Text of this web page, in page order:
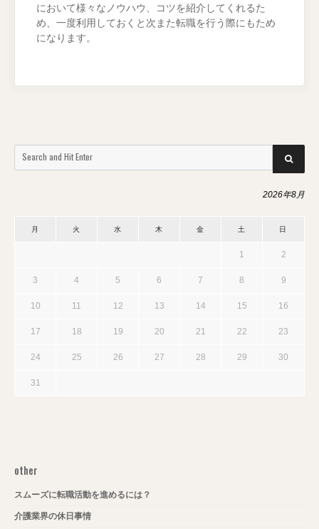
において様々なノウハウ、コツを紹介してくれるた
め、一度利用しておくと次また転職を行う際にもため
になります。
for:
SEARCH
2026年8月
月 火 水 木 金 土 日
1 2
3 4 5 6 7 8 9
10 11 12 13 14 15 16
17 18 19 20 21 22 23
24 25 26 27 28 29 30
31
other
スムーズに転職活動を進めるには？
介護業界の休日事情